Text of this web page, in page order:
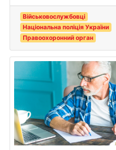
Військовослужбовці
Національна поліція України
Правоохоронний орган